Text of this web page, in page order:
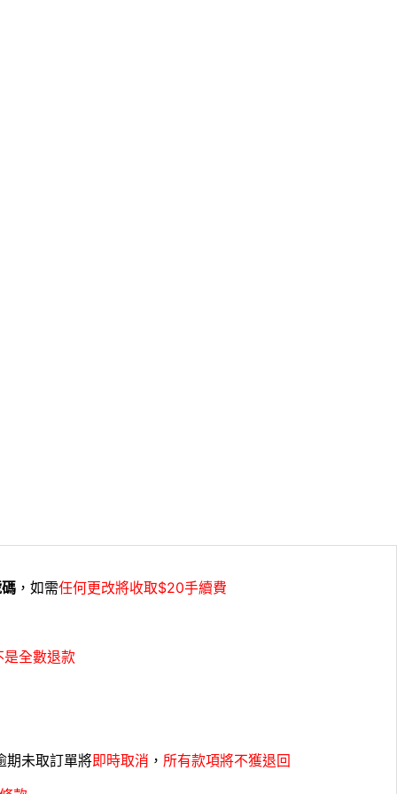
，如需任何更改將收取$20手續費
是全數退款
期未取訂單將即時取消 ， 所有款項將不獲退回